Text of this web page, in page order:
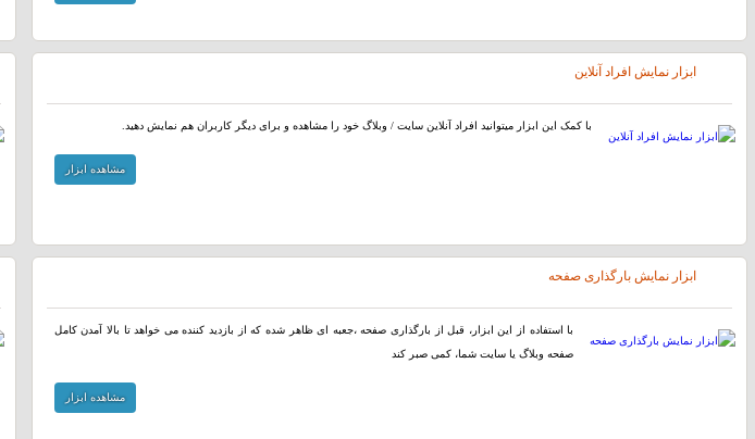
ابزار نمایش افراد آنلاین
با کمک این ابزار میتوانید افراد آنلاین سایت / وبلاگ خود را مشاهده و برای دیگر کاربران هم نمایش دهید.
مشاهده ابزار
ابزار نمایش بارگذاری صفحه
با استفاده از اين ابزار، قبل از بارگذاری صفحه ،جعبه ای ظاهر شده که از بازدید کننده می خواهد تا بالا آمدن کامل
صفحه وبلاگ یا سایت شما، کمی صبر کند
مشاهده ابزار